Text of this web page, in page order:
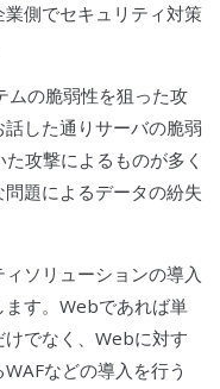
側でセキュリティ対策
ムの脆弱性を狙った攻
した通りサーバの脆弱
攻撃によるものが多く
題によるデータの紛失
ソリューションの導入
す。Webであれば単
でなく、Webに対す
WAFなどの導入を行う